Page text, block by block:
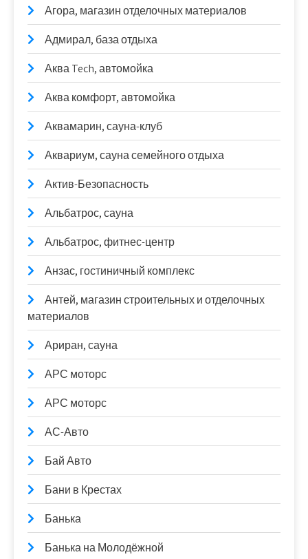
Агора, магазин отделочных материалов
Адмирал, база отдыха
Аква Tech, автомойка
Аква комфорт, автомойка
Аквамарин, сауна-клуб
Аквариум, сауна семейного отдыха
Актив-Безопасность
Альбатрос, сауна
Альбатрос, фитнес-центр
Анзас, гостиничный комплекс
Антей, магазин строительных и отделочных
материалов
Ариран, сауна
АРС моторс
АРС моторс
АС-Авто
Бай Авто
Бани в Крестах
Банька
Банька на Молодёжной